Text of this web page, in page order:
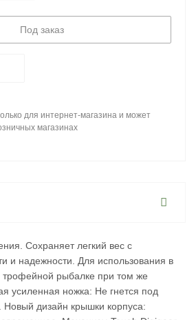
Под заказ
для интернет-магазина и может
магазинах
Сохраняет легкий вес с
и надежности. Для использования в
трофейной рыбалке при том же
усиленная ножка: Не гнется под
дизайн крышки корпуса: